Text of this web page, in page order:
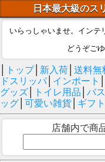
日本最大級の
いらっしゃいませ。インテ
どうぞご
トップ│ 新入荷 送料無
ドスリッパ│ インポート
グッズ
トイレ用品 バ
ッグ 可愛い雑貨 ギフト
店舗内で商